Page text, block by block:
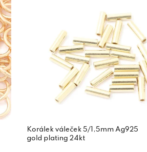
Korálek váleček 5/1,5mm Ag925
gold plating 24kt